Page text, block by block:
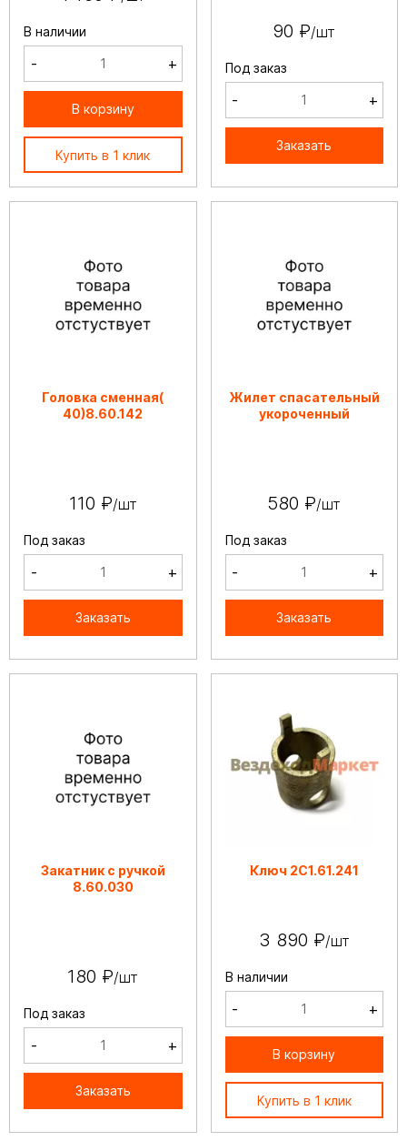
В наличии
- +
В корзину
Купить в 1 клик
90 ₽/шт
Под заказ
- +
Заказать
Головка сменная(
40)8.60.142
110 ₽/шт
Под заказ
- +
Заказать
Жилет спасательный
укороченный
580 ₽/шт
Под заказ
- +
Заказать
Закатник с ручкой
8.60.030
180 ₽/шт
Под заказ
- +
Заказать
Ключ 2С1.61.241
3 890 ₽/шт
В наличии
- +
В корзину
Купить в 1 клик